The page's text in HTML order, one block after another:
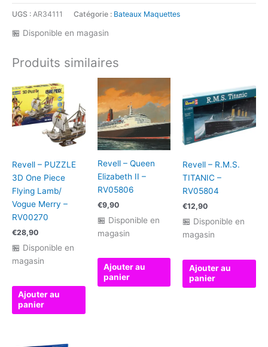
1:400
KIT
Boot
S/M
Redoutable
UGS : AR34111 Catégorie : Bateaux Maquettes
🏪 Disponible en magasin
Produits similaires
Revell – PUZZLE
3D One Piece
Flying Lamb/
Vogue Merry –
RV00270
€28,90
🏪 Disponible en
magasin
Ajouter au
panier
Revell – Queen
Elizabeth II –
RV05806
€9,90
🏪 Disponible en
magasin
Ajouter au
panier
Revell – R.M.S.
TITANIC –
RV05804
€12,90
🏪 Disponible en
magasin
Ajouter au
panier